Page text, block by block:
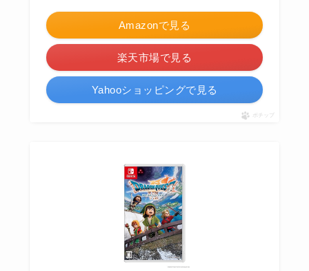
Amazonで見る
楽天市場で見る
Yahooショッピングで見る
ポチップ